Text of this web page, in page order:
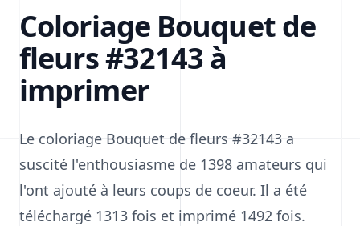
Coloriage Bouquet de
fleurs #32143 à
imprimer
Le coloriage Bouquet de fleurs #32143 a
suscité l'enthousiasme de 1398 amateurs qui
l'ont ajouté à leurs coups de coeur. Il a été
téléchargé 1313 fois et imprimé 1492 fois.